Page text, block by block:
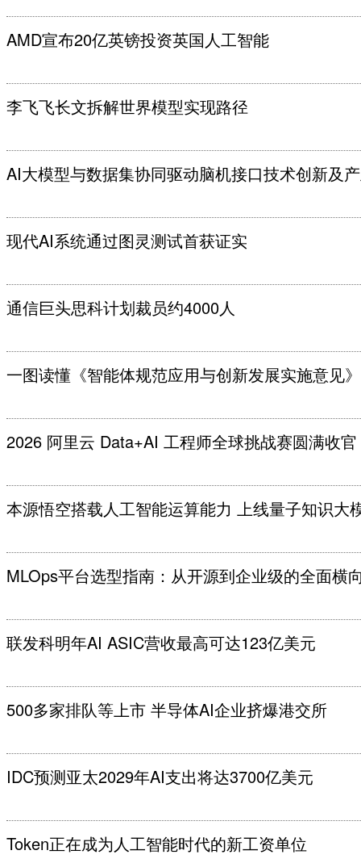
AMD宣布20亿英镑投资英国人工智能
李飞飞长文拆解世界模型实现路径
AI大模型与数据集协同驱动脑机接口技术创新及
现代AI系统通过图灵测试首获证实
通信巨头思科计划裁员约4000人
一图读懂《智能体规范应用与创新发展实施意见》
2026 阿里云 Data+AI 工程师全球挑战赛圆满收官
本源悟空搭载人工智能运算能力 上线量子知识大
MLOps平台选型指南：从开源到企业级的全面横
联发科明年AI ASIC营收最高可达123亿美元
500多家排队等上市 半导体AI企业挤爆港交所
IDC预测亚太2029年AI支出将达3700亿美元
Token正在成为人工智能时代的新工资单位